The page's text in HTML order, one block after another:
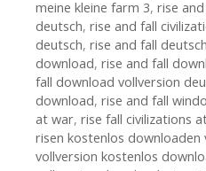
meine kleine farm 3, rise
deutsch, rise and fall
deutsch, rise and fall
download, rise and fall
fall download vollversion
download, rise and fall
at war, rise fall civilizations
risen kostenlos downloaden
vollversion kostenlos